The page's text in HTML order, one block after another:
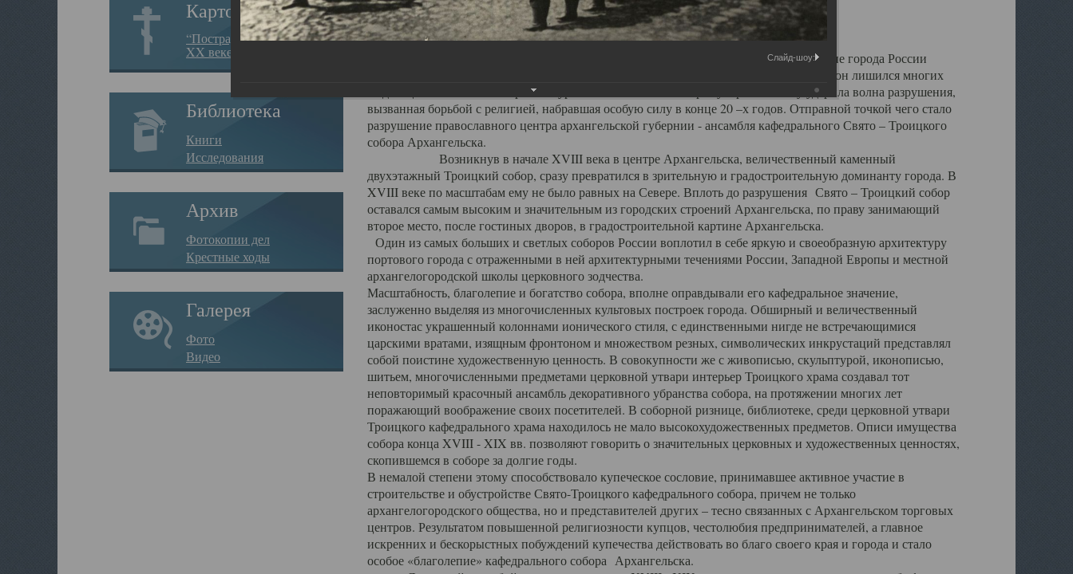
Картотека
“Пострадавшие за веру в
XX веке на Севере”
Библиотека
Книги
Исследования
Архив
Фотокопии дел
Крестные ходы
Галерея
Фото
Видео
Свято-Троицкий собор Архангельска
23.12.2015
Сегодня мы можем говорить, что Архангельск в большей мере, чем другие губернские города России
пострадал от целенаправленных систематических разрушений, в результате которых он лишился многих
выдающихся памятников архитектуры. Больше всего по старому Архангельску ударила волна разрушения,
вызванная борьбой с религией, набравшая особую силу в конце 20 –х годов. Отправной точкой чего стало
разрушение православного центра архангельской губернии - ансамбля кафедрального Свято – Троицкого
собора Архангельска.
Возникнув в начале XVIII века в центре Архангельска, величественный каменный
двухэтажный Троицкий собор, сразу превратился в зрительную и градостроительную доминанту города. В
XVIII веке по масштабам ему не было равных на Севере. Вплоть до разрушения Свято – Троицкий собор
оставался самым высоким и значительным из городских строений Архангельска, по праву занимающий
второе место, после гостиных дворов, в градостроительной картине Архангельска.
Один из самых больших и светлых соборов России воплотил в себе яркую и своеобразную архитектуру
портового города с отраженными в ней архитектурными течениями России, Западной Европы и местной
архангелогородской школы церковного зодчества.
Масштабность, благолепие и богатство собора, вполне оправдывали его кафедральное значение,
заслуженно выделяя из многочисленных культовых построек города. Обширный и величественный
иконостас украшенный колоннами ионического стиля, с единственными нигде не встречающимися
царскими вратами, изящным фронтоном и множеством резных, символических инкрустаций представлял
собой поистине художественную ценность. В совокупности же с живописью, скульптурой, иконописью,
шитьем, многочисленными предметами церковной утвари интерьер Троицкого храма создавал тот
неповторимый красочный ансамбль декоративного убранства собора, на протяжении многих лет
поражающий воображение своих посетителей. В соборной ризнице, библиотеке, среди церковной утвари
Троицкого кафедрального храма находилось не мало высокохудожественных предметов. Описи имущества
собора конца XVIII - XIX вв. позволяют говорить о значительных церковных и художественных ценностях,
скопившемся в соборе за долгие годы.
В немалой степени этому способствовало купеческое сословие, принимавшее активное участие в
строительстве и обустройстве Свято-Троицкого кафедрального собора, причем не только
архангелогородского общества, но и представителей других – тесно связанных с Архангельском торговых
центров. Результатом повышенной религиозности купцов, честолюбия предпринимателей, а главное
искренних и бескорыстных побуждений купечества действовать во благо своего края и города и стало
особое «благолепие» кафедрального собора Архангельска.
Слайд-шоу: